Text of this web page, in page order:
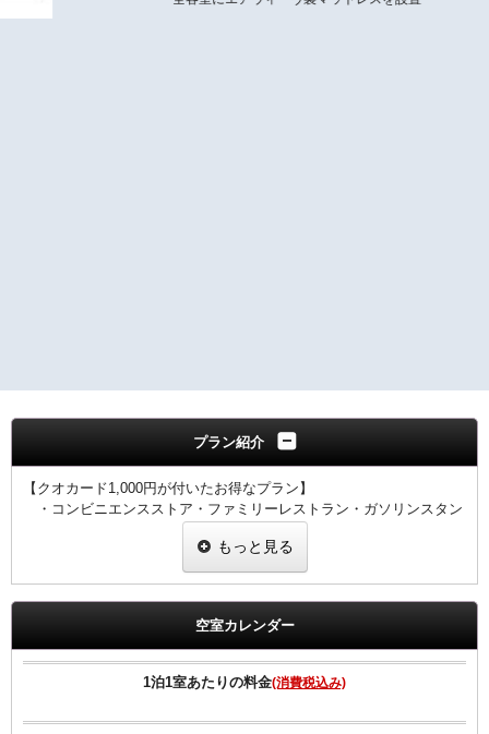
プラン紹介
【クオカード1,000円が付いたお得なプラン】
・コンビニエンスストア・ファミリーレストラン・ガソリンスタン
全国約46，000店でご利用いただけるクオカード1,000円付きのプ
・ウェルカムドリンクとしてワシントンＲ＆Ｂオリジナル挽きたて
コーヒーをご用意！
・全室インターネット回線接続可能（Wi-Fi・有線LAN）
もっと見る
空室カレンダー
1泊1室あたりの料金(消費税込み)